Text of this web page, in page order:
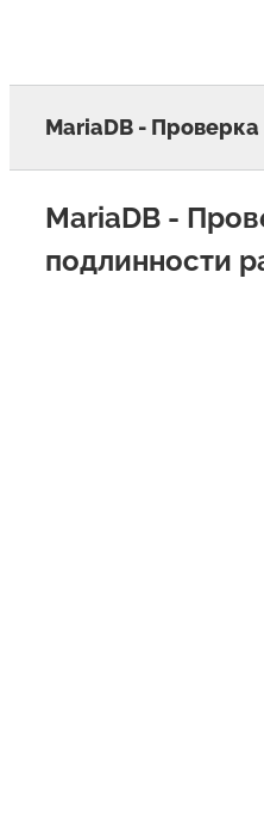
MariaDB -
MariaDB -
подлинности